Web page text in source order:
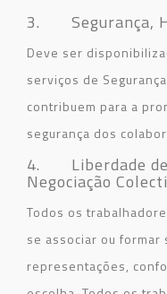
3. Segurança,
Deve ser
serviços de
contribuem para a
segurança dos
4. Liberdade de
Negociação
Todos os
se associar ou formar
representações,